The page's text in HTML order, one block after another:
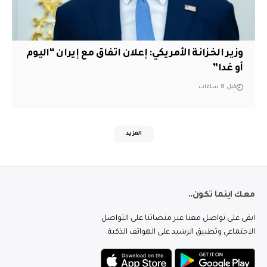
وزير الخزانة الأمريكي: إعلان اتفاق مع إيران “اليوم
أو غدا”
قبل 8 ساعات
المزيد
معك اينما تكون..
ابقى على تواصل معنا عبر منصاتنا على التواصل
الاجتماعي وتطبيق الرشيد على الهواتف الذكية.